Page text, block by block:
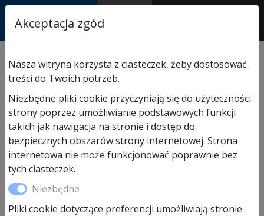
AUTORYZOWANY
PARTNER & SERWIS
przesuwnych/ Zamek dźwigniowy do obudowy napędu
(w zestawie 2 zwykłe klucze)
Akceptacja zgód
Nasza witryna korzysta z ciasteczek, żeby dostosować
treści do Twoich potrzeb.
Niezbędne pliki cookie przyczyniają się do użyteczności
strony poprzez umożliwianie podstawowych funkcji
takich jak nawigacja na stronie i dostęp do
bezpiecznych obszarów strony internetowej. Strona
internetowa nie może funkcjonować poprawnie bez
tych ciasteczek.
Niezbędne
Pliki cookie dotyczące preferencji umożliwiają stronie